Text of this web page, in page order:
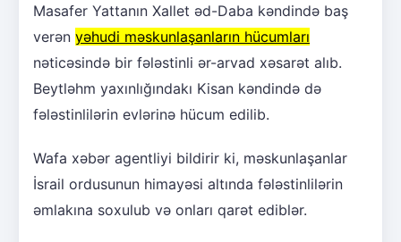
Masafer Yattanın Xallet əd-Daba kəndində baş
verən yəhudi məskunlaşanların hücumları
nəticəsində bir fələstinli ər-arvad xəsarət alıb.
Beytləhm yaxınlığındakı Kisan kəndində də
fələstinlilərin evlərinə hücum edilib.
Wafa xəbər agentliyi bildirir ki, məskunlaşanlar
İsrail ordusunun himayəsi altında fələstinlilərin
əmlakına soxulub və onları qarət ediblər.